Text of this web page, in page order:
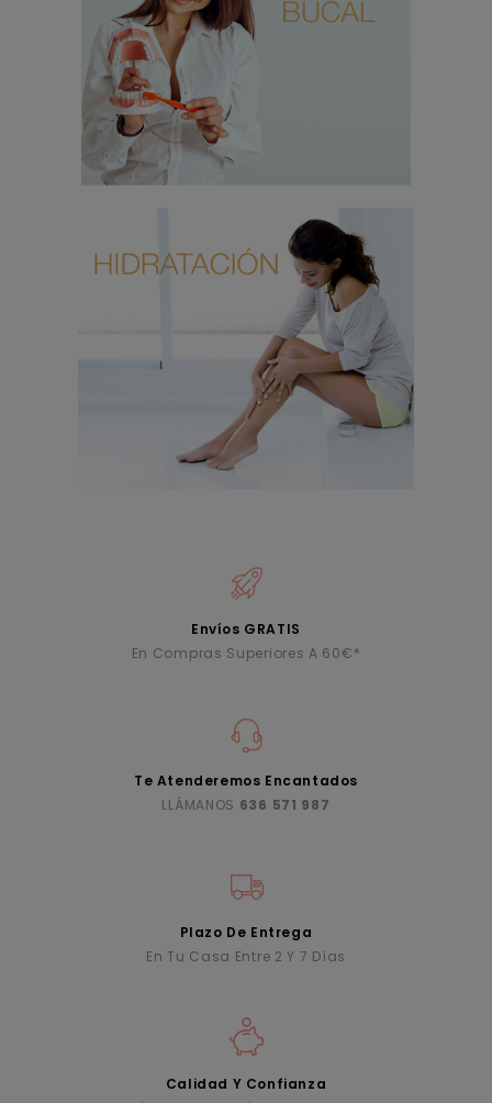
Envíos GRATIS
En Compras Superiores A 60€*
Te Atenderemos Encantados
LLÁMANOS 636 571 987
Plazo De Entrega
En Tu Casa Entre 2 Y 7 Días
Calidad Y Confianza